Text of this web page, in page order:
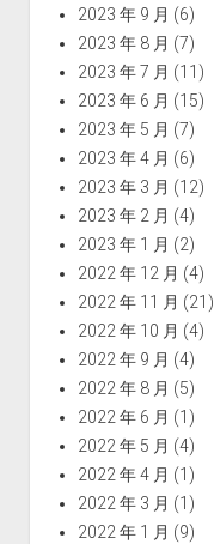
2023 年 9 月 (6)
2023 年 8 月 (7)
2023 年 7 月 (11)
2023 年 6 月 (15)
2023 年 5 月 (7)
2023 年 4 月 (6)
2023 年 3 月 (12)
2023 年 2 月 (4)
2023 年 1 月 (2)
2022 年 12 月 (4)
2022 年 11 月 (21)
2022 年 10 月 (4)
2022 年 9 月 (4)
2022 年 8 月 (5)
2022 年 6 月 (1)
2022 年 5 月 (4)
2022 年 4 月 (1)
2022 年 3 月 (1)
2022 年 1 月 (9)